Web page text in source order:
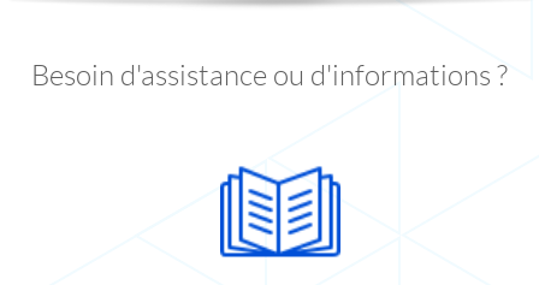
Besoin d'assistance ou d'informations ?